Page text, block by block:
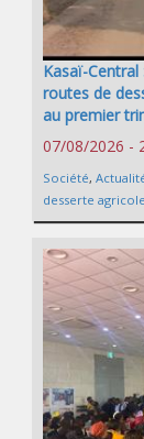
Kasaï-
routes de
au premier
07/08/2026 -
Société,
desserte agricole